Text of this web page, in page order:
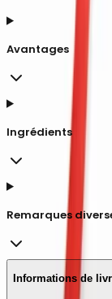
Avantages
Ingrédients
Remarques
Informations de